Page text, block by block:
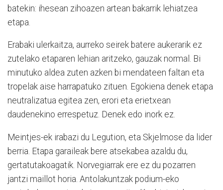
batekin: ihesean zihoazen artean bakarrik lehiatzea
etapa.
Erabaki ulerkaitza, aurreko seirek batere aukerarik ez
zutelako etaparen lehian aritzeko, gauzak normal. Bi
minutuko aldea zuten azken bi mendateen faltan eta
tropelak aise harrapatuko zituen. Egokiena denek etapa
neutralizatua egitea zen, erori eta erietxean
daudenekino errespetuz. Denek edo inork ez.
Meintjes-ek irabazi du Legution, eta Skjelmose da lider
berria. Etapa garaileak bere atsekabea azaldu du,
gertatutakoagatik. Norvegiarrak ere ez du pozarren
jantzi maillot horia. Antolakuntzak podium-eko